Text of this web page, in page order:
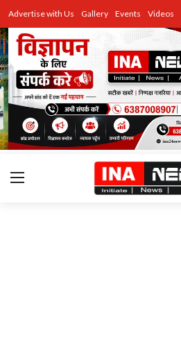
Advertise with Us Gallery Events Videos
उत्तर प्रदेश
Advertise with Us
Events
राज्य